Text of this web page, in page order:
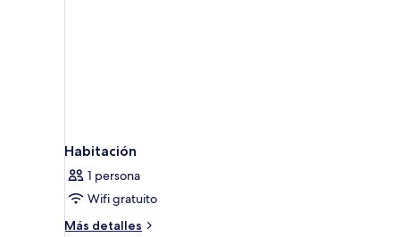
Habitación
1 persona
Wifi gratuito
Más detalles
Más